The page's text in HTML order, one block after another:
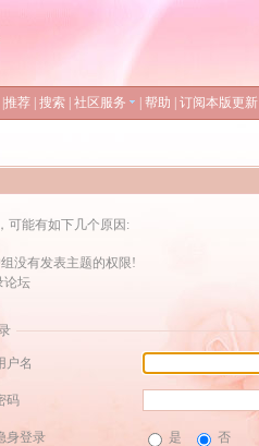
推荐 搜索 社区服务 帮助 订阅本版更新
可能有如下几个原因:
没有发表主题的权限!
论坛
户名
码
身登录 是 否